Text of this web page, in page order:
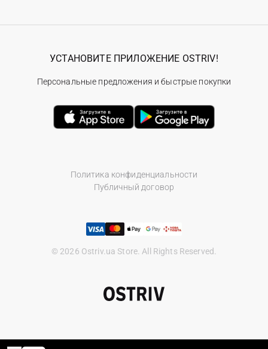
Политика конфиденциальности
Публичный договор
© 2026 Ostriv.ua Store. All Rights Reserved.
УСТАНОВИТЕ ПРИЛОЖЕНИЕ OSTRIV!
Персональные предложения и быстрые покупки